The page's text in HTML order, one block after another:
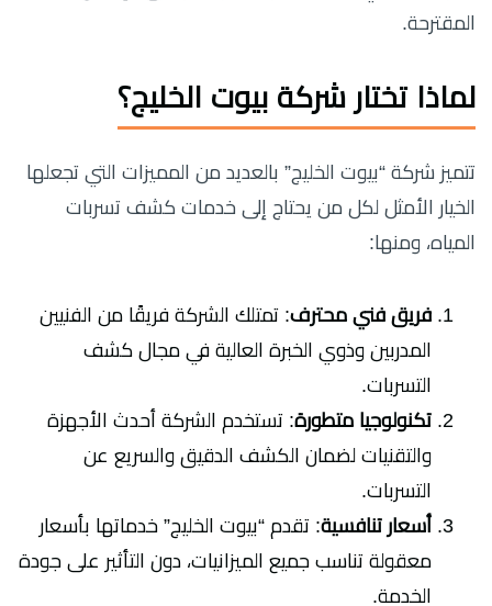
المقترحة.
لماذا تختار شركة بيوت الخليج؟
تتميز شركة “بيوت الخليج” بالعديد من المميزات التي تجعلها
الخيار الأمثل لكل من يحتاج إلى خدمات كشف تسربات
المياه، ومنها:
فريق فني محترف: تمتلك الشركة فريقًا من الفنيين
المدربين وذوي الخبرة العالية في مجال كشف
التسربات.
تكنولوجيا متطورة: تستخدم الشركة أحدث الأجهزة
والتقنيات لضمان الكشف الدقيق والسريع عن
التسربات.
أسعار تنافسية: تقدم “بيوت الخليج” خدماتها بأسعار
معقولة تناسب جميع الميزانيات، دون التأثير على جودة
الخدمة.